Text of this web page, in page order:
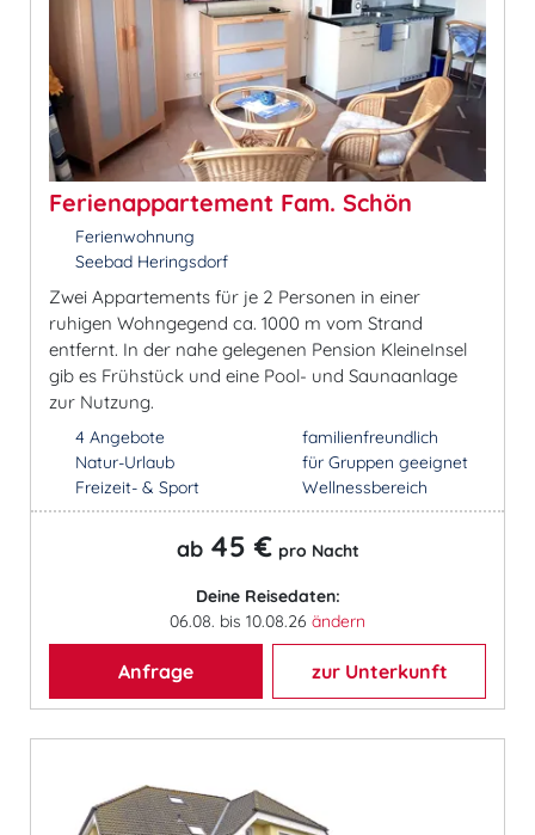
Ferienappartement Fam. Schön
Ferienwohnung
Seebad Heringsdorf
Zwei Appartements für je 2 Personen in einer
ruhigen Wohngegend ca. 1000 m vom Strand
entfernt. In der nahe gelegenen Pension KleineInsel
gib es Frühstück und eine Pool- und Saunaanlage
zur Nutzung.
4 Angebote
Natur-Urlaub
Freizeit- & Sport
familienfreundlich
für Gruppen geeignet
Wellnessbereich
ab 45 € pro Nacht
Deine Reisedaten:
06.08. bis 10.08.26 ändern
Anfrage zur Unterkunft